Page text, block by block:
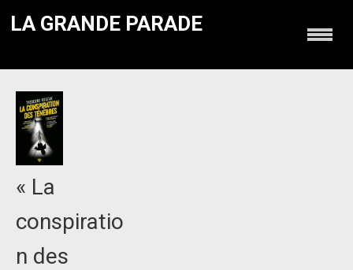
LA GRANDE PARADE
« La
conspiratio
n des